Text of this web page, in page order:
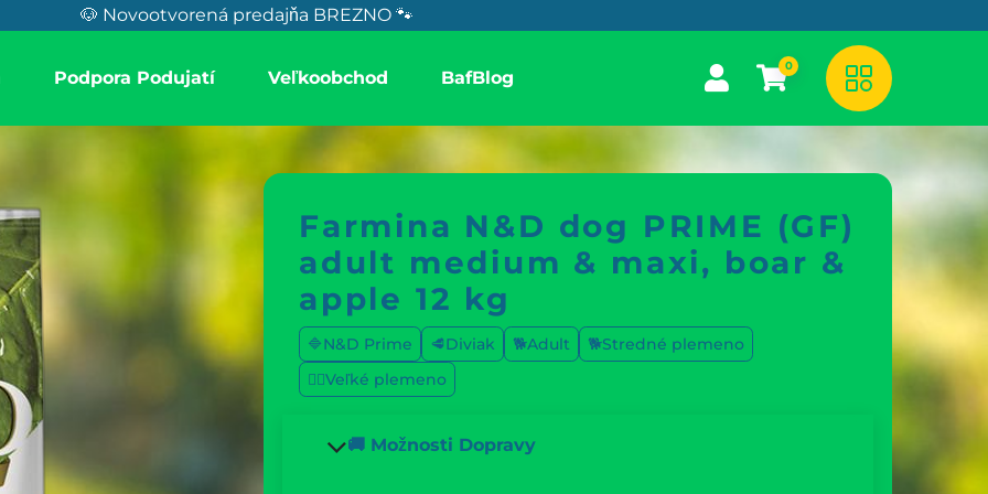
🐶 Novootvorená predajňa BREZNO 🐾
Podpora Podujatí Veľkoobchod BafBlog
0
Farmina N&D dog PRIME (GF)
adult medium & maxi, boar &
apple 12 kg
🔷N&D Prime 🥩Diviak 🐕Adult
🐕Stredné plemeno
🐕‍🦺Veľké plemeno
🚚 Možnosti Dopravy